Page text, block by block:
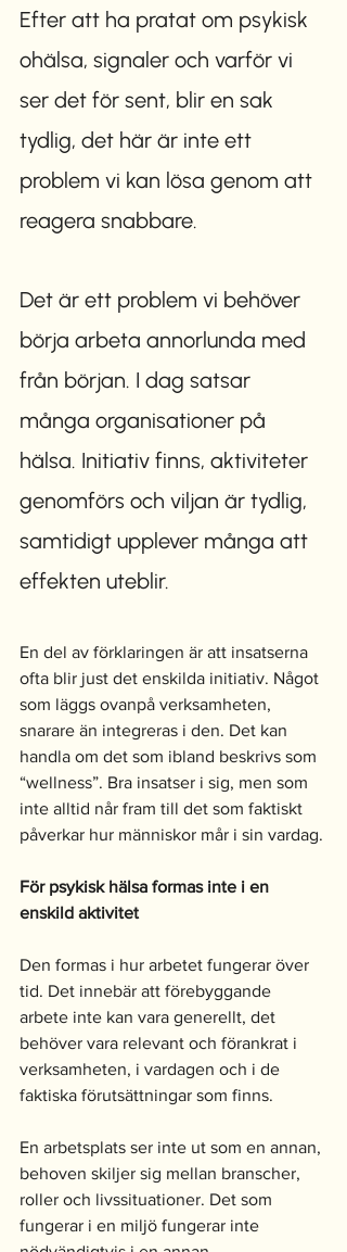
Efter att ha pratat om psykisk
ohälsa, signaler och varför vi
ser det för sent, blir en sak
tydlig, det här är inte ett
problem vi kan lösa genom att
reagera snabbare.
Det är ett problem vi behöver
börja arbeta annorlunda med
från början. I dag satsar
många organisationer på
hälsa. Initiativ finns, aktiviteter
genomförs och viljan är tydlig,
samtidigt upplever många att
effekten uteblir.
En del av förklaringen är att insatserna
ofta blir just det enskilda initiativ. Något
som läggs ovanpå verksamheten,
snarare än integreras i den. Det kan
handla om det som ibland beskrivs som
“wellness”. Bra insatser i sig, men som
inte alltid når fram till det som faktiskt
påverkar hur människor mår i sin vardag.
För psykisk hälsa formas inte i en
enskild aktivitet
Den formas i hur arbetet fungerar över
tid. Det innebär att förebyggande
arbete inte kan vara generellt, det
behöver vara relevant och förankrat i
verksamheten, i vardagen och i de
faktiska förutsättningar som finns.
En arbetsplats ser inte ut som en annan,
behoven skiljer sig mellan branscher,
roller och livssituationer. Det som
fungerar i en miljö fungerar inte